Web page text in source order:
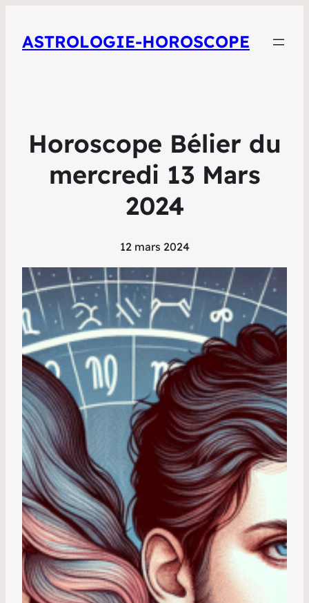
ASTROLOGIE-HOROSCOPE
Horoscope Bélier du
mercredi 13 Mars
2024
12 mars 2024